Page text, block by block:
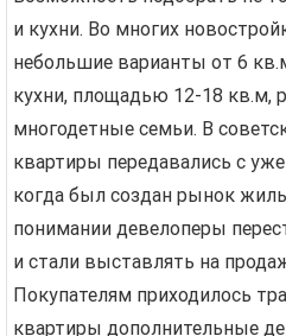
и кухни. Во многих
небольшие варианты от 6
кухни, площадью 12-18 кв.м,
многодетные семьи. В
квартиры передавались с
когда был создан рынок
понимании девелоперы
и стали выставлять на
Покупателям приходилось
квартиры дополнительные